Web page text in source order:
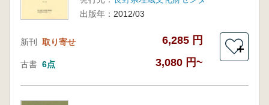
出版年： 2012/03
新刊 取り寄せ 6,285 円
古書 6点 3,080 円~
＋